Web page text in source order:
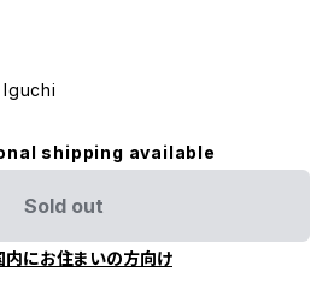
shipping available
Sold out
内にお住まいの方向け